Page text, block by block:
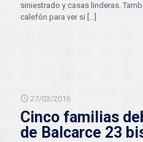
siniestrado y casas linderas.
calefón para ver si […]
27/03/2016
Cinco familias
de Balcarce 23